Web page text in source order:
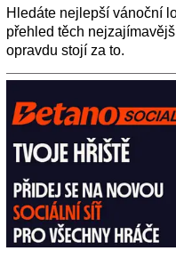
Hledáte nejlepší vánoční
přehled těch
opravdu stojí za to.